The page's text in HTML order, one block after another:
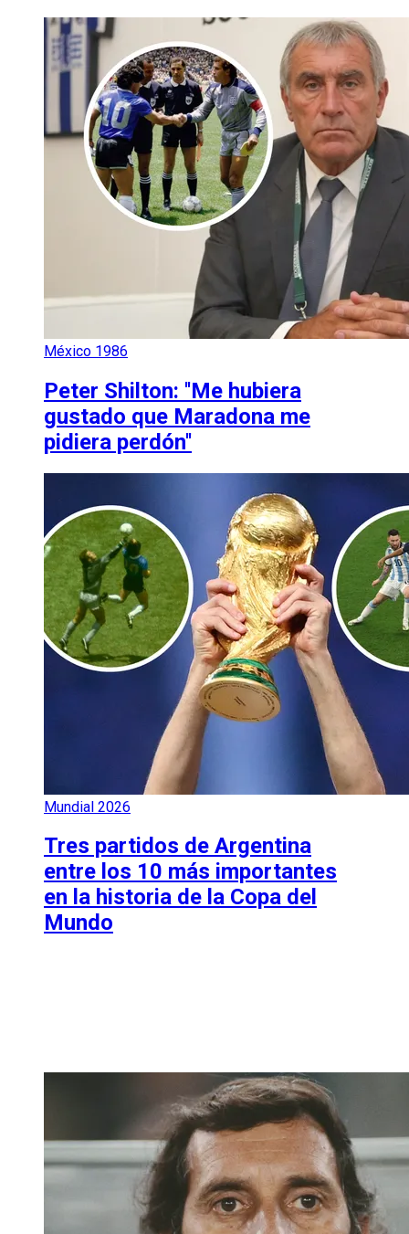
México 1986
Peter Shilton: ''Me hubiera
gustado que Maradona me
pidiera perdón''
Mundial 2026
Tres partidos de Argentina
entre los 10 más importantes
en la historia de la Copa del
Mundo